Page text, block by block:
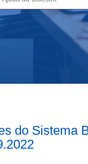
do Sistema